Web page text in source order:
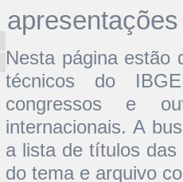
apresentações
Nesta página estão
técnicos do
congressos e
internacionais. A
a lista de títulos das
do tema e arquivo